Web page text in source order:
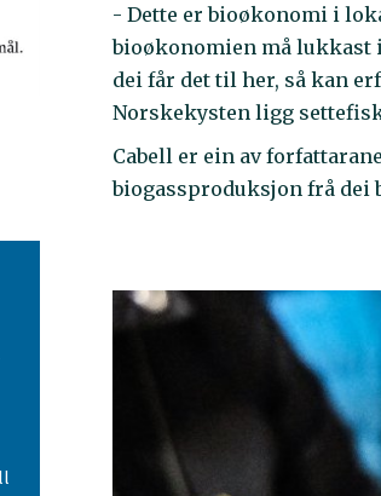
- Dette er bioøkonomi i
bioøkonomien må lukkast
dei får det til her, så kan
Norskekysten ligg
Cabell er ein av
biogassproduksjon frå dei